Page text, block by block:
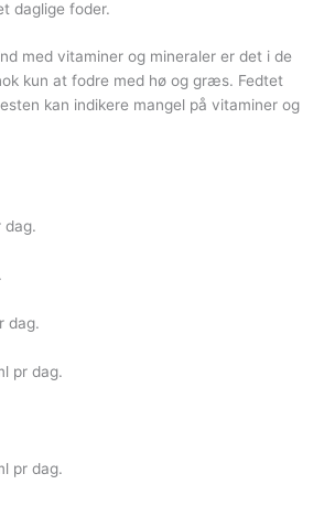
daglige foder.
med vitaminer og mineraler er det i de
kun at fodre med hø og græs. Fedtet
kan indikere mangel på vitaminer og
dag.
dag.
pr dag.
pr dag.